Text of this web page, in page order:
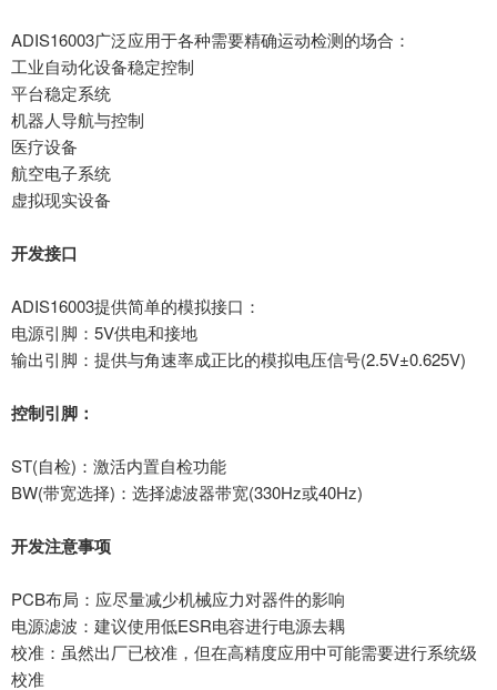
ADIS16003广泛应用于各种需要精确运动检测的场合：
工业自动化设备稳定控制
平台稳定系统
机器人导航与控制
医疗设备
航空电子系统
虚拟现实设备
开发接口
ADIS16003提供简单的模拟接口：
电源引脚： 5V供电和接地
输出引脚：提供与角速率成正比的模拟电压信号(2.5V±0.625V)
控制引脚：
ST(自检)：激活内置自检功能
BW(带宽选择)：选择滤波器带宽(330Hz或40Hz)
开发注意事项
PCB布局：应尽量减少机械应力对器件的影响
电源滤波：建议使用低ESR电容进行电源去耦
校准：虽然出厂已校准，但在高精度应用中可能需要进行系统级
校准